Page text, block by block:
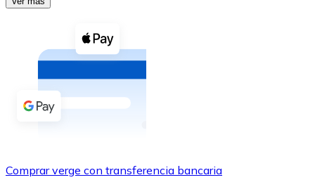
Ver todo
Compra criptomonedas con efectivo en tu tienda más
Comprar con efectivo
Transferencia SEPA
Comprar verge con transferencia bancaria